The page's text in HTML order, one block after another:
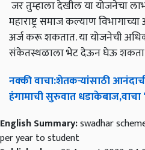
महाराष्ट्र समाज कल्याण
अर्ज करू शकतात. या योजनेची अधिक
संकेतस्थळाला भेट देऊन घेऊ
हंगामाचीसुरुवातधडाकेबाज,वाचा'
per year to student
Published on:25 August 2022,